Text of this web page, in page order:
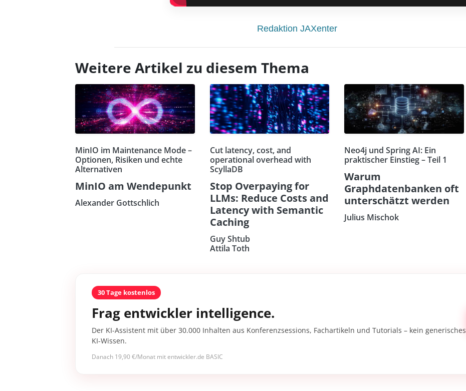
Redaktion JAXenter
Weitere Artikel zu diesem Thema
MinIO im Maintenance Mode –
Optionen, Risiken und echte
Alternativen
MinIO am Wendepunkt
Alexander Gottschlich
Cut latency, cost, and
operational overhead with
ScyllaDB
Stop Overpaying for
LLMs: Reduce Costs and
Latency with Semantic
Caching
Guy Shtub
Attila Toth
Neo4j und Spring AI: Ein
praktischer Einstieg – Teil 1
Warum
Graphdatenbanken oft
unterschätzt werden
Julius Mischok
30 Tage kostenlos
Frag entwickler intelligence.
Der KI-Assistent mit über 30.000 Inhalten aus Konferenzsessions, Fachartikeln und Tutorials – kein generisches
KI-Wissen.
Danach 19,90 €/Monat mit entwickler.de BASIC